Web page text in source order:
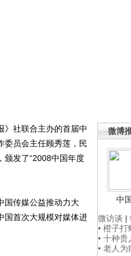
微博
中
微访谈 |
• 橙子打
• 十种
• 老人
社联合主办的首届中
委员会主任顾秀莲，民
颁发了“2008中国年度
传媒公益推动力大
国首次大规模对媒体进